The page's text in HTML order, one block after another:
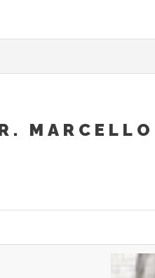
MARCELLO